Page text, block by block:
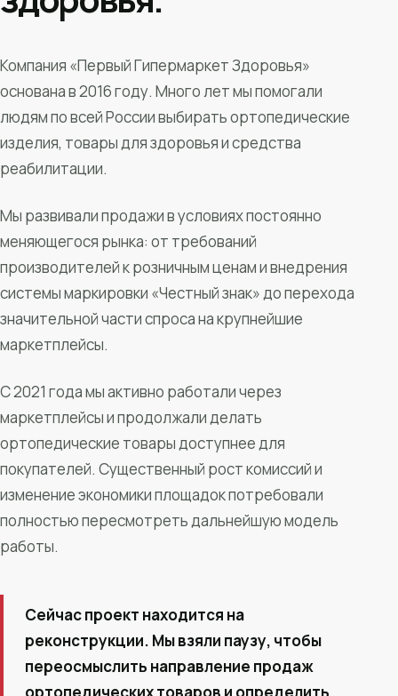
Компания «Первый Гипермаркет Здоровья»
основана в 2016 году. Много лет мы помогали
людям по всей России выбирать ортопедические
изделия, товары для здоровья и средства
реабилитации.
Мы развивали продажи в условиях постоянно
меняющегося рынка: от требований
производителей к розничным ценам и внедрения
системы маркировки «Честный знак» до перехода
значительной части спроса на крупнейшие
маркетплейсы.
С 2021 года мы активно работали через
маркетплейсы и продолжали делать
ортопедические товары доступнее для
покупателей. Существенный рост комиссий и
изменение экономики площадок потребовали
полностью пересмотреть дальнейшую модель
работы.
Сейчас проект находится на
реконструкции. Мы взяли паузу, чтобы
переосмыслить направление продаж